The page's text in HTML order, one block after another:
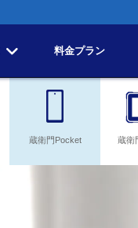
料金プラン
蔵衛門Pocket 蔵衛